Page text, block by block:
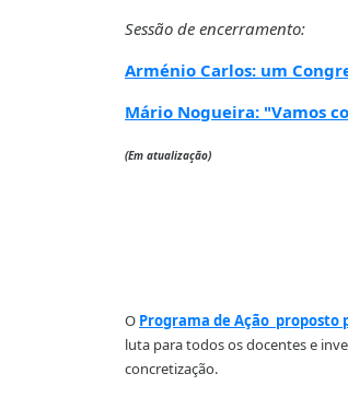
Sessão de encerramento:
Arménio Carlos: um
Mário Nogueira: "Vamos
(Em atualização)
O Programa de Ação proposto
luta para todos os docentes e
concretização.